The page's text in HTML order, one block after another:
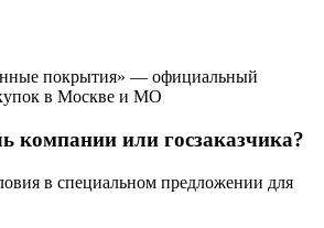
покрытия» — официальный
в Москве и МО
компании или госзаказчика?
в специальном предложении для